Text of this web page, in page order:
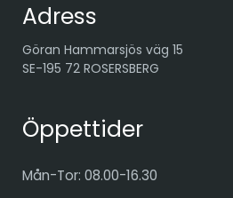
Adress
Göran Hammarsjös väg 15
SE-195 72 ROSERSBERG
Öppettider
Mån-Tor: 08.00-16.30